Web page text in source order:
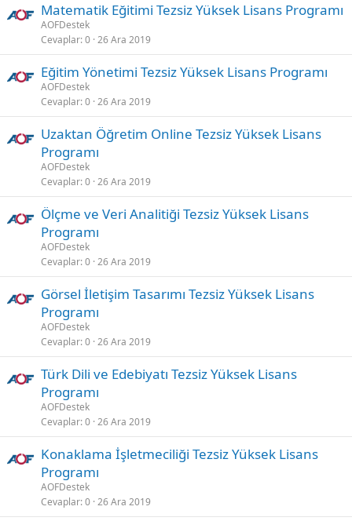
Matematik Eğitimi Tezsiz Yüksek Lisans Programı
AOFDestek
Cevaplar 0 26 Ara 2019
Eğitim Yönetimi Tezsiz Yüksek Lisans Programı
AOFDestek
Cevaplar 0 26 Ara 2019
Uzaktan Öğretim Online Tezsiz Yüksek Lisans
Programı
AOFDestek
Cevaplar 0 26 Ara 2019
Ölçme ve Veri Analitiği Tezsiz Yüksek Lisans
Programı
AOFDestek
Cevaplar 0 26 Ara 2019
Görsel İletişim Tasarımı Tezsiz Yüksek Lisans
Programı
AOFDestek
Cevaplar 0 26 Ara 2019
Türk Dili ve Edebiyatı Tezsiz Yüksek Lisans
Programı
AOFDestek
Cevaplar 0 26 Ara 2019
Konaklama İşletmeciliği Tezsiz Yüksek Lisans
Programı
AOFDestek
Cevaplar 0 26 Ara 2019